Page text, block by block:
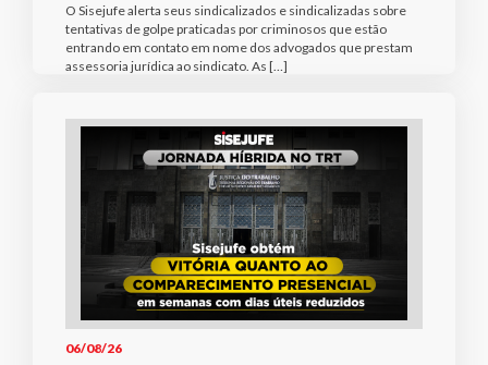
O Sisejufe alerta seus sindicalizados e sindicalizadas sobre
tentativas de golpe praticadas por criminosos que estão
entrando em contato em nome dos advogados que prestam
assessoria jurídica ao sindicato. As […]
06/08/26